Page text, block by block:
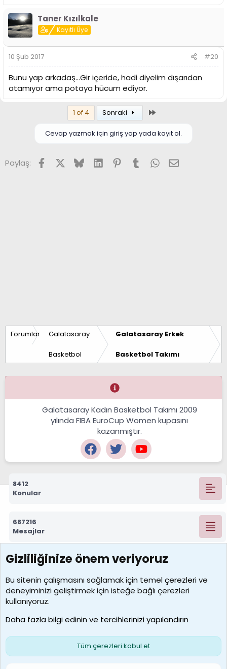
Taner Kızılkale
Kayıtlı Üye
10 Şub 2017 #20
Bunu yap arkadaş...Gir içeride, hadi diyelim dışarıdan
atamıyor ama potaya hücum ediyor.
1 of 4 Sonraki
Cevap yazmak için giriş yap yada kayıt ol.
Paylaş: FacebookX (Twitter)
BlueskyLinkedInPinterest
TumblrWhatsApp
E-posta
Forumlar Galatasaray
Basketbol
Galatasaray Erkek
Basketbol Takımı
Galatasaray Kadın Basketbol Takımı 2009
yılında FIBA EuroCup Women kupasını
kazanmıştır.
8412
Konular
687216
Mesajlar
7388
Kullanıcılar
borabekirogluu
Son üye
Çerezler
S
Gizliliğinize önem veriyoruz
Bu sitenin çalışmasını sağlamak için temelçerezlerive
deneyiminizi geliştirmek için isteğe bağlı çerezleri
kullanıyoruz.
Daha fazla bilgi edinin ve tercihlerinizi yapılandırın
Tüm çerezleri kabul et